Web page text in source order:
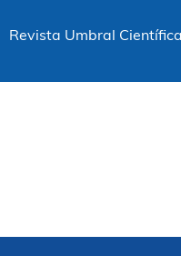
Revista Umbral Científica